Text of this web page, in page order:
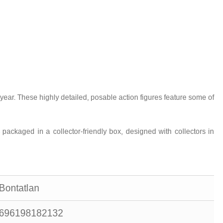
These highly detailed, posable action figures feature some of
in a collector-friendly box, designed with collectors in
Bontatlan